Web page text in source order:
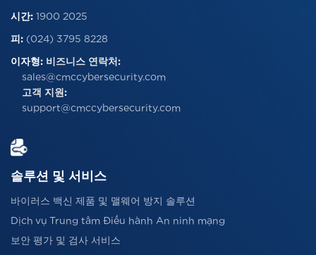
시간: 1900 2025
피: (024) 3795 8228
이자형: 비즈니스 연락처:
sales@cmccybersecurity.com
고객 지원:
support@cmccybersecurity.com
솔루션 및 서비스
바이러스 백신 제품 및 맬웨어 방지 솔루션
Dịch vụ Trung tâm Điều hành An ninh mạng
보안 평가 및 검사 서비스